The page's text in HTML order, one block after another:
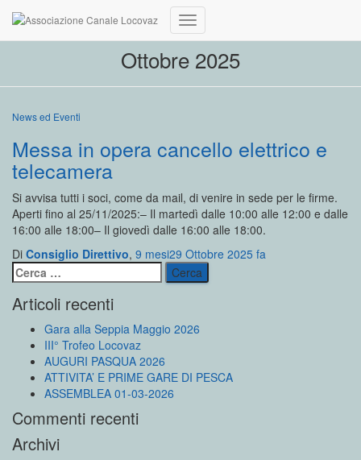
Navigazione
Ottobre 2025
News ed Eventi
Messa in opera cancello elettrico e
telecamera
Si avvisa tutti i soci, come da mail, di venire in sede per le firme.
Aperti fino al 25/11/2025:– Il martedì dalle 10:00 alle 12:00 e dalle
16:00 alle 18:00– Il giovedì dalle 16:00 alle 18:00.
Di Consiglio Direttivo, 9 mesi29 Ottobre 2025 fa
Ricerca
per:
Articoli recenti
Gara alla Seppia Maggio 2026
III° Trofeo Locovaz
AUGURI PASQUA 2026
ATTIVITA’ E PRIME GARE DI PESCA
ASSEMBLEA 01-03-2026
Commenti recenti
Archivi